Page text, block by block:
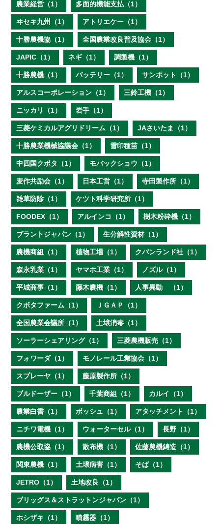
農業経営（1） 多面的機能支払（1）
ヰセキ九州（1） アトリエケー（1）
十勝農機協（1） 全国農業改良普及協会（1）
JAPIC（1） ネギ（1） 調製機（1）
十勝農機（1） バッテリー（1） サンポット（1）
アルスコーポレーション（1） 三鈴工機（1）
ニッカリ（1） 岩手（1）
三菱ケミカルアグリドリーム（1） JAさいたま（1）
十勝農業機械協議会（1） 雪印種苗（1）
中四国クボタ（1） モバックショウ（1）
麦作共励会（1） 日本工営（1） 寺田製作所（1）
雑草防除（1） ケツト科学研究所（1）
FOODEX（1） アルインコ（1） 樹木粉砕機（1）
ブラントジャパン（1） 生分解性資材（1）
農機商組（1） 植物工場（1） クバンランド社（1）
森永乳業（1） ヤマホ工業（1） ノズル（1）
平城商事（1） 藤木農機（1） 人事異動 （1）
クボタファーム（1） ＪＧＡＰ（1）
全国農業会議所（1） 土壌消毒（1）
ソーラーシェアリング（1） 三菱農機販売（1）
フォワーダ（1） モノレール工業協会（1）
スプレーヤ（1） 藤原製作所（1）
ブルドーザー（1） 千葉商組（1） カルイ（1）
農業白書（1） ボッシュ（1） アタッチメント（1）
ニチワ電機（1） ウォーターセル（1） 長野（1）
農機公取協（1） 散布機（1） 佐藤農機鋳造（1）
関東農機（1） 土壌病害（1） そば（1）
JETRO（1） 土地改良（1）
ブリッグス＆ストラットンジャパン（1）
ホシザキ（1） 噴霧器（1）